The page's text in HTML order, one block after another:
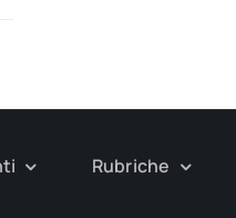
Rubriche